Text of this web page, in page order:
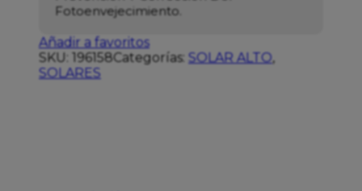
Fotoenvejecimiento.
Añadir a favoritos
SKU: 196158Categorías: SOLAR ALTO,
SOLARES